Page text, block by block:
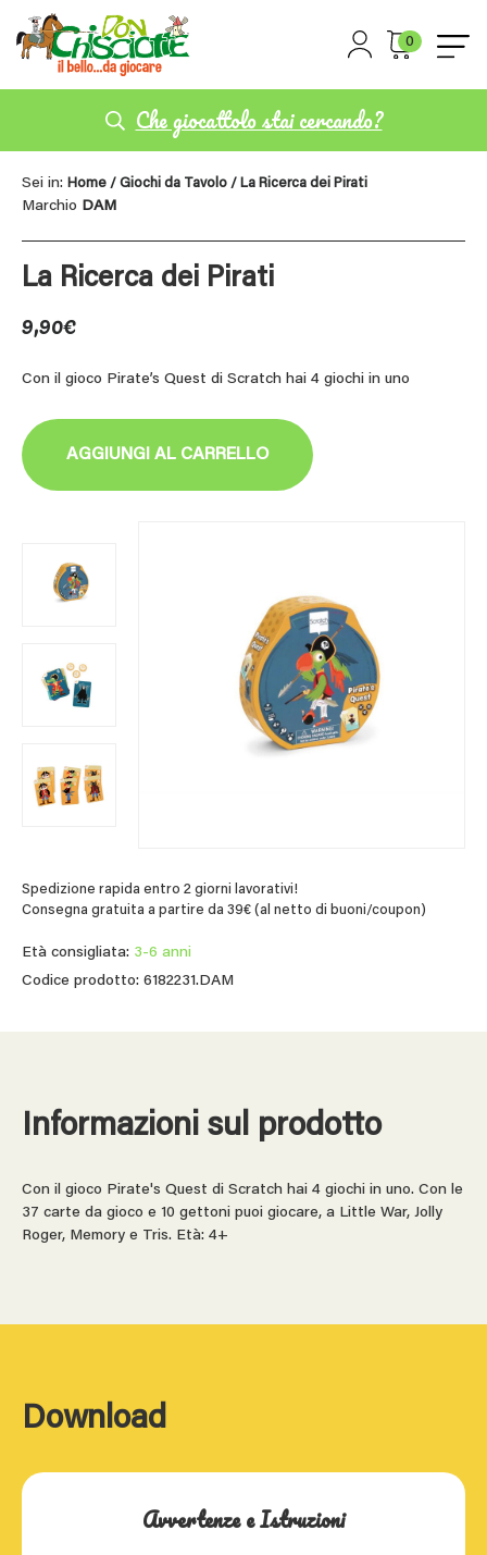
0
Che giocattolo stai cercando?
Sei in: Home / Giochi da Tavolo / La Ricerca dei Pirati
Marchio DAM
La Ricerca dei Pirati
9,90€
Con il gioco Pirate’s Quest di Scratch hai 4 giochi in uno
AGGIUNGI AL CARRELLO
Spedizione rapida entro 2 giorni lavorativi!
Consegna gratuita a partire da 39€ (al netto di buoni/coupon)
Età consigliata: 3-6 anni
Codice prodotto: 6182231.DAM
Informazioni sul prodotto
Con il gioco Pirate's Quest di Scratch hai 4 giochi in uno. Con le
37 carte da gioco e 10 gettoni puoi giocare, a Little War, Jolly
Roger, Memory e Tris. Età: 4+
Download
Avvertenze e Istruzioni